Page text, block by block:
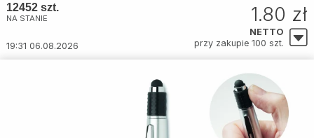
12452 szt.
NA STANIE
19:31 06.08.2026
1.80 zł
NETTO
przy zakupie 100 szt.